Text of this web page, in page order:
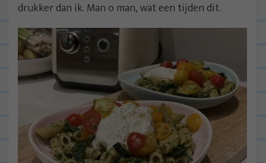
drukker dan ik. Man o man, wat een tijden dit.